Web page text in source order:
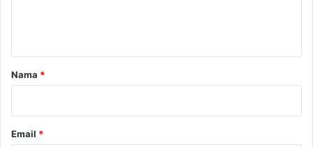
rNama *
Email *